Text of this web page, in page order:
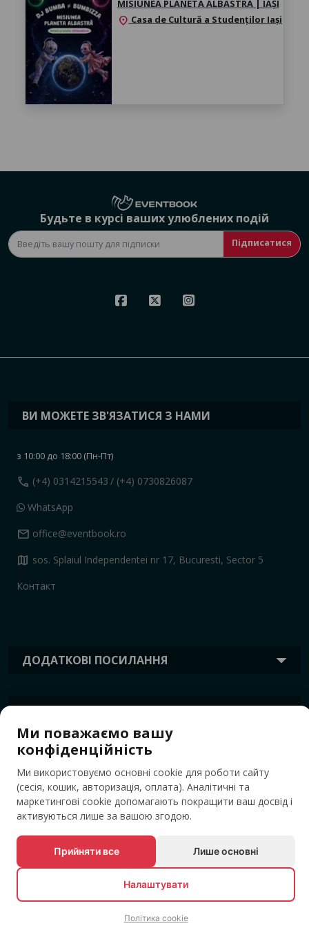
MISIUNEA PLANETA ALBASTRĂ | IAȘI
location_on Casa de Cultură a Studenților Iași
Будьте в курсі ваших улюблених подій
Підписатися
ДОДАТКОВІ ПОСИЛАННЯ
ІНФОРМАЦІЯ
ВИ МОЖЕТЕ ЗВ'ЯЗАТИСЯ З НАМИ
з 10:00 до 18:00 (Пн-Пт)
call (+4) 0314215543 / (+4) 0730826087
WhatsApp
mail office@eventbook.ro
map sos. Splaiul Independentei nr 17, Bucuresti, Sector 5
Контакт
ТЕГИ
© Усі права захищені EVENTBOOK SRL.
Ми поважаємо вашу
конфіденційність
Ми використовуємо основні cookie для роботи сайту
(сесія, кошик, авторизація, оплата). Аналітичні та
маркетингові cookie допомагають покращити ваш досвід і
активуються лише за вашою згодою.
Прийняти все Лише основні
Налаштувати
Політика cookie